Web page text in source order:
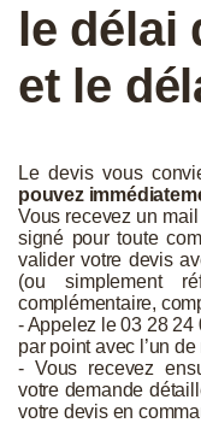
le délai
et le
Le devis vous
pouvez
Vous recevez un
signé pour toute
valider votre devis
(ou simplement
complémentaire,
- Appelez le 03 28 24
par point avec l’un
- Vous recevez
votre demande
votre devis en